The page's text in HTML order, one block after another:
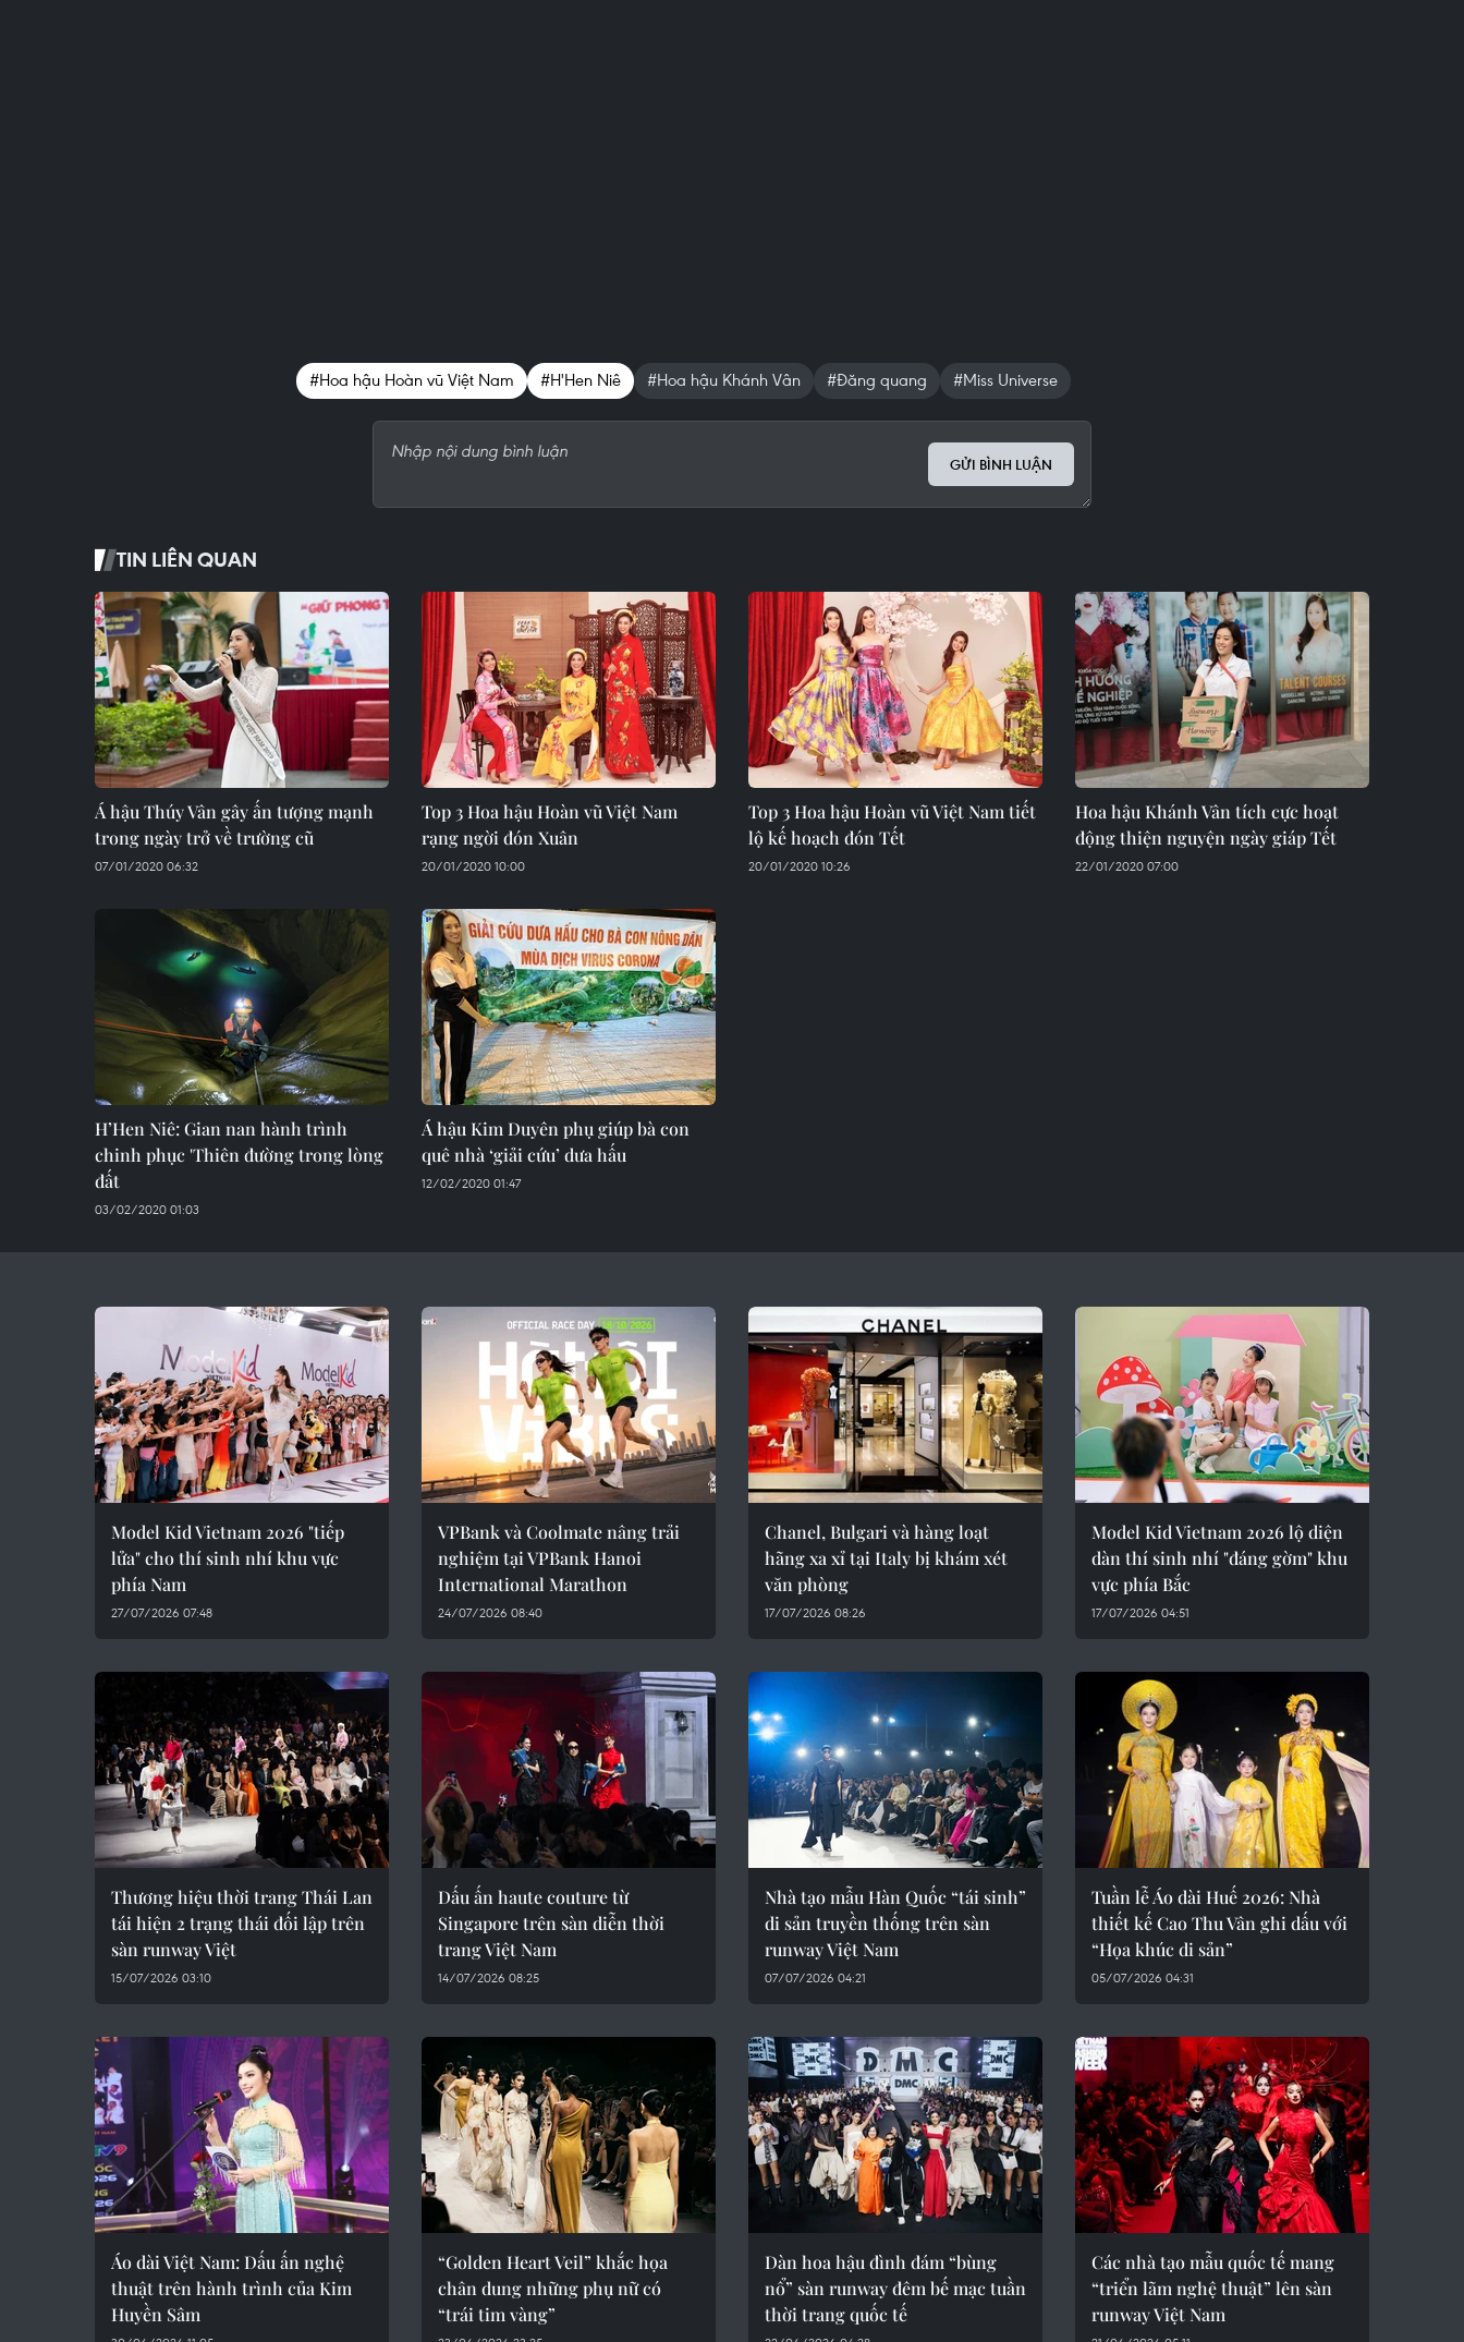
#Hoa hậu Hoàn vũ Việt Nam #H'Hen Niê #Hoa hậu Khánh Vân #Đăng quang #Miss Universe
GỬI BÌNH LUẬN
TIN LIÊN QUAN
Á hậu Thúy Vân gây ấn tượng mạnh
trong ngày trở về trường cũ
07/01/2020 06:32
Top 3 Hoa hậu Hoàn vũ Việt Nam
rạng ngời đón Xuân
20/01/2020 10:00
Top 3 Hoa hậu Hoàn vũ Việt Nam tiết
lộ kế hoạch đón Tết
20/01/2020 10:26
Hoa hậu Khánh Vân tích cực hoạt
động thiện nguyện ngày giáp Tết
22/01/2020 07:00
H’Hen Niê: Gian nan hành trình
chinh phục 'Thiên đường trong lòng
đất
03/02/2020 01:03
Á hậu Kim Duyên phụ giúp bà con
quê nhà ‘giải cứu’ dưa hấu
12/02/2020 01:47
Model Kid Vietnam 2026 "tiếp
lửa" cho thí sinh nhí khu vực
phía Nam
27/07/2026 07:48
VPBank và Coolmate nâng trải
nghiệm tại VPBank Hanoi
International Marathon
24/07/2026 08:40
Chanel, Bulgari và hàng loạt
hãng xa xỉ tại Italy bị khám xét
văn phòng
17/07/2026 08:26
Model Kid Vietnam 2026 lộ diện
dàn thí sinh nhí "đáng gờm" khu
vực phía Bắc
17/07/2026 04:51
Thương hiệu thời trang Thái Lan
tái hiện 2 trạng thái đối lập trên
sàn runway Việt
15/07/2026 03:10
Dấu ấn haute couture từ
Singapore trên sàn diễn thời
trang Việt Nam
14/07/2026 08:25
Nhà tạo mẫu Hàn Quốc “tái sinh”
di sản truyền thống trên sàn
runway Việt Nam
07/07/2026 04:21
Tuần lễ Áo dài Huế 2026: Nhà
thiết kế Cao Thu Vân ghi dấu với
“Họa khúc di sản”
05/07/2026 04:31
Áo dài Việt Nam: Dấu ấn nghệ
thuật trên hành trình của Kim
Huyền Sâm
“Golden Heart Veil” khắc họa
chân dung những phụ nữ có
“trái tim vàng”
Dàn hoa hậu đình đám “bùng
nổ” sàn runway đêm bế mạc tuần
thời trang quốc tế
Các nhà tạo mẫu quốc tế mang
“triển lãm nghệ thuật” lên sàn
runway Việt Nam